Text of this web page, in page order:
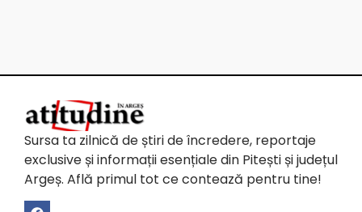
Sursa ta zilnică de știri de încredere, reportaje
exclusive și informații esențiale din Pitești și județul
Argeș. Află primul tot ce contează pentru tine!